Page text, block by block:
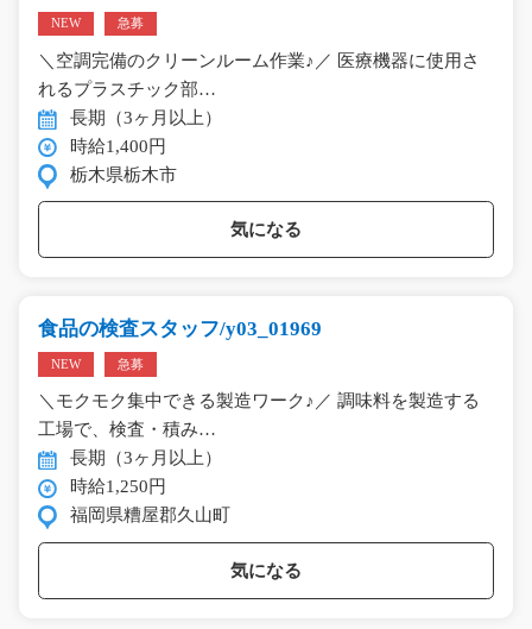
NEW 急募
＼空調完備のクリーンルーム作業♪／ 医療機器に使用さ
れるプラスチック部…
長期（3ヶ月以上）
時給1,400円
栃木県栃木市
気になる
食品の検査スタッフ/y03_01969
NEW 急募
＼モクモク集中できる製造ワーク♪／ 調味料を製造する
工場で、検査・積み…
長期（3ヶ月以上）
時給1,250円
福岡県糟屋郡久山町
気になる